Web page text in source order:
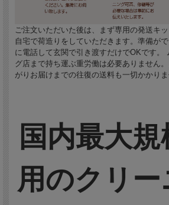
ご注文いただいた後は、まず専用の発送キ
自宅で荷造りをしていただきます。準備が
に電話して玄関で引き渡すだけでOKです。
グ店まで持ち運ぶ重労働は必要ありません
がりお届けまでの往復の送料も一切かかりま
国内最大
用のクリ